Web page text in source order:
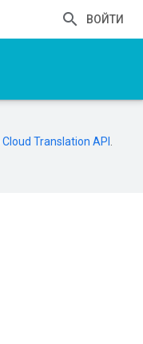
ВОЙТИ
Cloud Translation API